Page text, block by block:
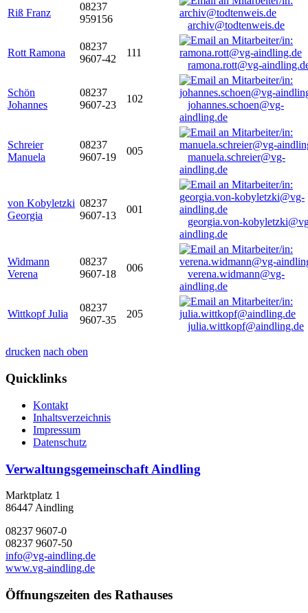
Riß Franz
08237
959156
archiv@todtenweis.de
Rott Ramona
08237
9607-42
111
ramona.rott@vg-
Schön
Johannes
08237
9607-23
102
johannes.schoen@vg-
aindling.de
Schreier
Manuela
08237
9607-19
005
manuela.schreier@vg-
aindling.de
von Kobyletzki
Georgia
08237
9607-13
001
georgia.von-
aindling.de
Widmann
Verena
08237
9607-18
006
verena.widmann@vg-
aindling.de
Wittkopf Julia
08237
9607-35
205
julia.wittkopf@aindling.de
drucken nach oben
Quicklinks
Kontakt
Inhaltsverzeichnis
Impressum
Datenschutz
Verwaltungsgemeinschaft Aindling
Marktplatz 1
86447 Aindling
08237 9607-0
08237 9607-50
info@vg-aindling.de
www.vg-aindling.de
Öffnungszeiten des Rathauses